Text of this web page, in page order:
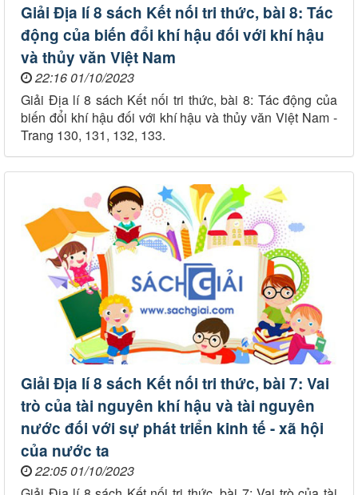
Giải Địa lí 8 sách Kết nối tri thức, bài 8: Tác
động của biến đổi khí hậu đối với khí hậu
và thủy văn Việt Nam
22:16 01/10/2023
Giải Địa lí 8 sách Kết nối tri thức, bài 8: Tác động của
biến đổi khí hậu đối với khí hậu và thủy văn Việt Nam -
Trang 130, 131, 132, 133.
Giải Địa lí 8 sách Kết nối tri thức, bài 7: Vai
trò của tài nguyên khí hậu và tài nguyên
nước đối với sự phát triển kinh tế - xã hội
của nước ta
22:05 01/10/2023